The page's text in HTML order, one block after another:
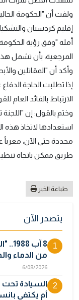
ولفت أن "الحكومة
إقليم كردستان
أمله "وفق رؤية
المرجعية، بأن تشمل
وأكد أن "المقاتلين
إذا تطلبت الحاجة
الارتباط بالقائد العام
وختم بالقول: إن
استعدادها لاتخاذ هذه
محددة حتى الآن، معرباً
طريق ممكن باتجاه
طباعة الخبر
يتصدر الآن
1
8
من الدماء
6/08/2026
2
السيادة تحت
أم يكتفي